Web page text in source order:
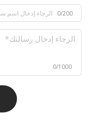
إرسال